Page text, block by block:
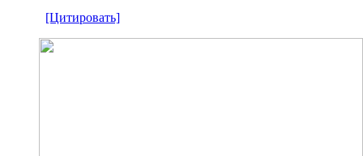
[Цитировать]